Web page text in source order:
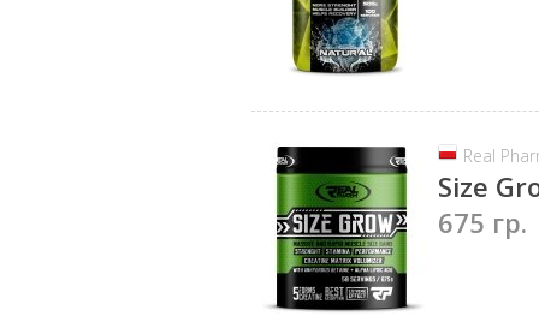
Real
Size
675 гр.